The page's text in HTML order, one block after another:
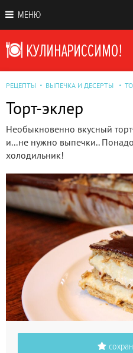
МЕНЮ
РЕЦЕПТЫ ВЫПЕЧКА И ДЕСЕРТЫ
Торт-эклер
Необыкновенно вкусный
и...не нужно выпечки..
холодильник!